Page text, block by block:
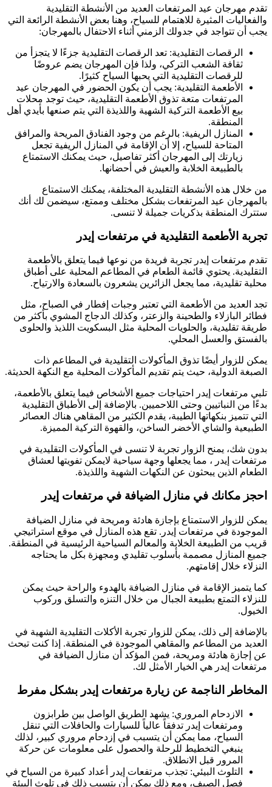
تقدم مهرجان عيد المرتفعات العديد من الأنشطة التقليدية
والفعاليات المثيرة للاهتمام للسياح، وهنا بعض الأنشطة الرائعة التي
يجب أن تتواجد في جدولك الزمني أثناء الاحتفال بالمهرجان:
الرقصات التقليدية: تعد الرقصات التقليدية جزءًا لا يتجزأ من
ثقافة الشعب التركي، ولذا فإن المهرجان يضم عروضًا
للرقصات التقليدية التي يحبها السياح كثيرًا.
الأطعمة التقليدية: يجب أن يكون الحضور في المهرجان عيد
المرتفعات متعة تذوق الأطعمة التقليدية، حيث توجد محلات
بيع الأطعمة التركية الشهية واللذيذة التي يتم صنعها بأيدي أهل
المنطقة.
المنازل الريفية: بالرغم من وجود الفنادق المريحة والمرافق
المتاحة للسياح، إلا أن الإقامة في المنازل الريفية تجعل
زيارتك إلى المهرجان أكثر تفاصيل، حيث يمكنك الاستمتاع
بالطبيعة الخلابة والعيش في أحضانها.
من خلال هذه الأنشطة التقليدية المختلفة، يمكنك الاستمتاع
بالمهرجان عيد المرتفعات بشكل مختلف وممتع، سيضمن لك أنك
ستترك المنطقة بذكريات جميلة لا تنسى.
تجربة الأطعمة التقليدية في مرتفعات إيدر
تقدم مرتفعات إيدر تجربة فريدة من نوعها فيما يتعلق بالأطعمة
التقليدية. يحتوي قائمة الطعام في المطاعم المحلية على أطباق
محلية تقليدية، مما يجعل الزائرين يشعرون بالسعادة والارتياح.
تجد العديد من الأطعمة التي تعتبر وجبات إفطار في الصباح، مثل
فطائر البازلاء والطحينة والزعتر، وكذلك الدجاج المشوي بأكثر من
طريقة تقليدية، والحلويات المحلية مثل البسكويت اللذيذ والحلوى
بالفستق والعسل المحلي.
يمكن للزوار أيضًا تذوق المأكولات التقليدية في المطاعم ذات
الصبغة الدولية، حيث يتم تقديم المأكولات المحلية مع النكهة الحديثة.
تلبي مرتفعات إيدر احتياجات جميع الأشخاص فيما يتعلق بالأطعمة،
بدءًا من النباتيين وحتى اللاحميين. بالإضافة إلى الأطباق التقليدية
التي تتميز بنكهاتها الطيبة، يقدم الكثير من المقاهي هناك العصائر
الطبيعية والشاي الأخضر الساخن، والقهوة التركية المميزة.
بدون شك، يمنح الزوار تجربة لا تنسى في المأكولات التقليدية في
مرتفعات إيدر ، مما يجعلها وجهة سياحية لايمكن تفويتها لعشاق
الطعام الذين يبحثون عن النكهات الشهية واللذيذة.
احجز مكانك في منازل الضيافة في مرتفعات إيدر
يمكن للزوار الاستمتاع بإجازة هادئة ومريحة في منازل الضيافة
الموجودة في مرتفعات إيدر. تقع هذه المنازل في موقع استراتيجي
قريب من الطبيعة الخلابة والمعالم السياحية الرئيسية في المنطقة.
جميع المنازل مصممة بأسلوب تقليدي ومجهزة بكل ما يحتاجه
النزلاء خلال إقامتهم.
كما يتميز الإقامة في منازل الضيافة بالهدوء والراحة حيث يمكن
للنزلاء التمتع بطبيعة الجبال من خلال التنزه والتسلق وركوب
الخيول.
بالإضافة إلى ذلك، يمكن للزوار تجربة الأكلات التقليدية الشهية في
العديد من المطاعم والمقاهي الموجودة في المنطقة. إذا كنت تبحث
عن إجازة هادئة ومريحة، فمن المؤكد أن منازل الضيافة في
مرتفعات إيدر هي الخيار الأمثل لك.
المخاطر الناجمة عن زيارة مرتفعات إيدر بشكل مفرط
الازدحام المروري: يشهد الطريق الواصل بين طرابزون
ومرتفعات إيدر تدفقاً عالياً للسيارات والحافلات التي تنقل
السياح، مما يمكن أن يتسبب في إزدحام مروري كبير، لذلك
ينبغي التخطيط للرحلة والحصول على معلومات عن حركة
المرور قبل الانطلاق.
التلوث البيئي: تجذب مرتفعات إيدر أعداد كبيرة من السياح في
فصل الصيف، ومع ذلك يمكن أن يتسبب ذلك في تلوث البيئة